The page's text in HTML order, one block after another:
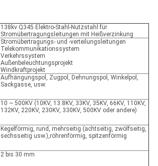
138kv Q345 Elektro-Stahl-Nutzstahl für
Stromübertragungsleitungen mit Heißverzinkung
Stromübertragungs- und -verteilungsleitungen
Telekommunikationssystem
Verkehrssystem
Außenbeleuchtungsprojekt
Windkraftprojekt
Aufhängungspol, Zugpol, Dehnungspol, Winkelpol,
Sackgasse, usw.
10 ~ 500KV (10KV, 13.8KV, 33KV, 35KV, 66KV, 110KV,
132KV, 220KV, 230KV, 330KV, 500KV oder andere)
Kegelförmig, rund, mehrseitig (achtseitig, zwölfseitig,
sechsseitig usw.),röhrenförmig, spitzenförmig
2 bis 30 mm